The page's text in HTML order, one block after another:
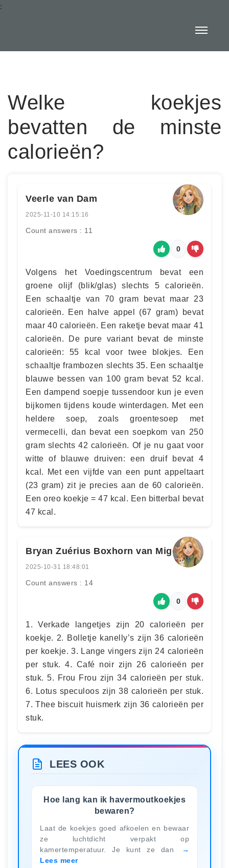
:
Welke koekjes
bevatten de minste
calorieën?
Veerle van Dam
2025-11-10 14:15:16
Count answers : 11
0
Volgens het Voedingscentrum bevat een
groene olijf (blik/glas) slechts 5 calorieën.
Een schaaltje van 70 gram bevat maar 23
calorieën. Een halve appel (67 gram) bevat
maar 40 calorieën. Een raketje bevat maar 41
calorieën. De pure variant bevat de minste
calorieën: 55 kcal voor twee blokjes. Een
schaaltje frambozen slechts 35. Een schaaltje
blauwe bessen van 100 gram bevat 52 kcal.
Een dampend soepje tussendoor kun je even
bijkomen tijdens koude winterdagen. Met een
heldere soep, zoals groentesoep met
vermecelli, dan bevat een soepkom van 250
gram slechts 42 calorieën. Of je nu gaat voor
witte of blauwe druiven: een druif bevat 4
kcal. Met een vijfde van een punt appeltaart
(23 gram) zit je precies aan de 60 calorieën.
Een oreo koekje = 47 kcal. Een bitterbal bevat
47 kcal.
Bryan Zuérius Boxhorn van Miggrode
2025-10-31 18:48:01
Count answers : 14
0
1. Verkade langetjes zijn 20 calorieën per
koekje. 2. Bolletje kanelly’s zijn 36 calorieën
per koekje. 3. Lange vingers zijn 24 calorieën
per stuk. 4. Café noir zijn 26 calorieën per
stuk. 5. Frou Frou zijn 34 calorieën per stuk.
6. Lotus speculoos zijn 38 calorieën per stuk.
7. Thee biscuit huismerk zijn 36 calorieën per
stuk.
LEES OOK
Hoe lang kan ik havermoutkoekjes
bewaren?
Laat de koekjes goed afkoelen en bewaar
ze luchtdicht verpakt op
kamertemperatuur. Je kunt ze dan
Lees meer